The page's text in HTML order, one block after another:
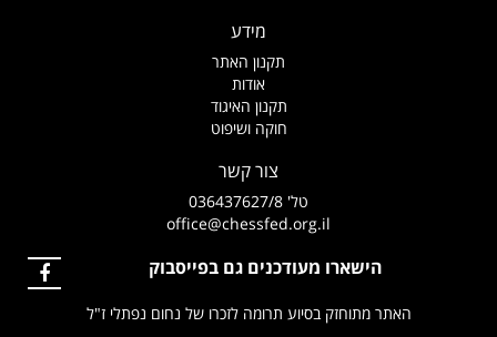
מידע
תקנון האתר
אודות
תקנון האיגוד
חוקה ושיפוט
צור קשר
טל' 036437627/8
office@chessfed.org.il
הישארו מעודכנים גם בפייסבוק
האתר מתוחזק בסיוע תרומה לזכרו של נחום נפתלי ז"ל